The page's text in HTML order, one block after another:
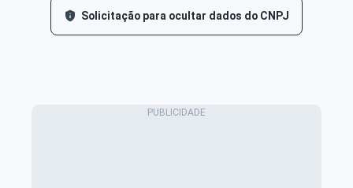
Solicitação para ocultar dados do CNPJ